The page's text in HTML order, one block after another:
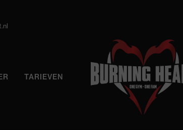
TARIEVEN